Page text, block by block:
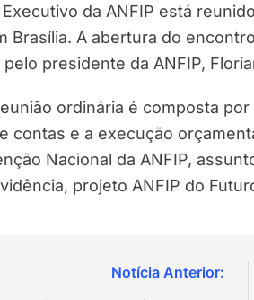
da ANFIP está
Brasília. A abertura do
presidente da ANFIP,
ordinária é composta
contas e a execução
Nacional da ANFIP,
projeto ANFIP do